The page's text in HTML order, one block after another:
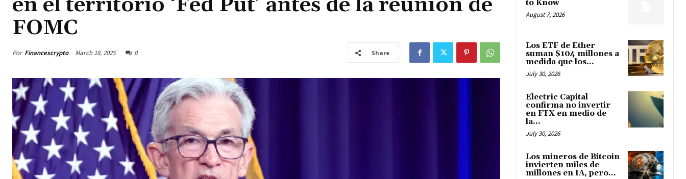
FOMC
Por Financescrypto March 18, 2025 0 Share
to Know
August 7, 2026
Los ETF de Ether
suman $104 millones a
medida que los...
July 30, 2026
Electric Capital
confirma no invertir
en FTX en medio de
la...
July 30, 2026
Los mineros de Bitcoin
invierten miles de
millones en IA, pero...